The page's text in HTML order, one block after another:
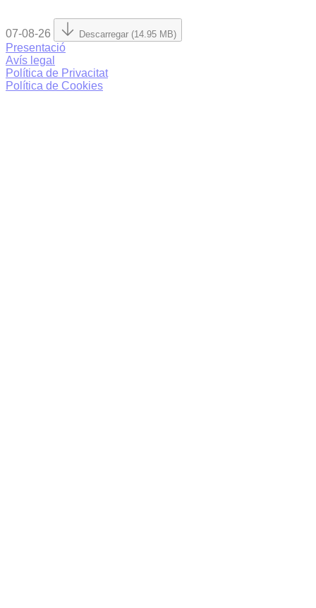
07-08-26 Descarregar (14.95 MB)
Presentació
Avís legal
Política de Privacitat
Política de Cookies